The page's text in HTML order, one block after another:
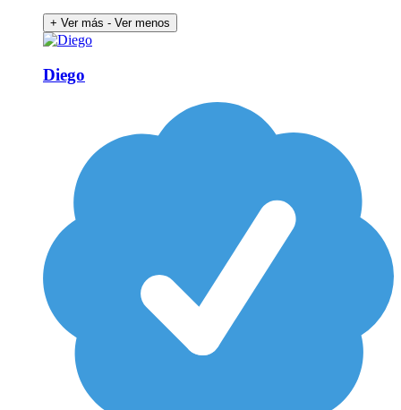
+ Ver más - Ver menos
Diego